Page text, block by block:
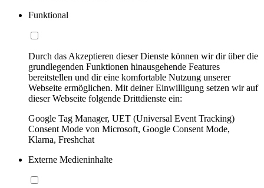
Funktional
Durch das Akzeptieren dieser Dienste können wir dir über die
grundlegenden Funktionen hinausgehende Features
bereitstellen und dir eine komfortable Nutzung unserer
Webseite ermöglichen. Mit deiner Einwilligung setzen wir auf
dieser Webseite folgende Drittdienste ein:
Google Tag Manager, UET (Universal Event Tracking)
Consent Mode von Microsoft, Google Consent Mode,
Klarna, Freshchat
Externe Medieninhalte